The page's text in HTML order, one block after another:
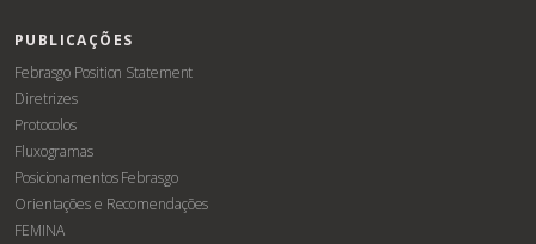
PUBLICAÇÕES
Febrasgo Position Statement
Diretrizes
Protocolos
Fluxogramas
Posicionamentos Febrasgo
Orientações e Recomendações
FEMINA